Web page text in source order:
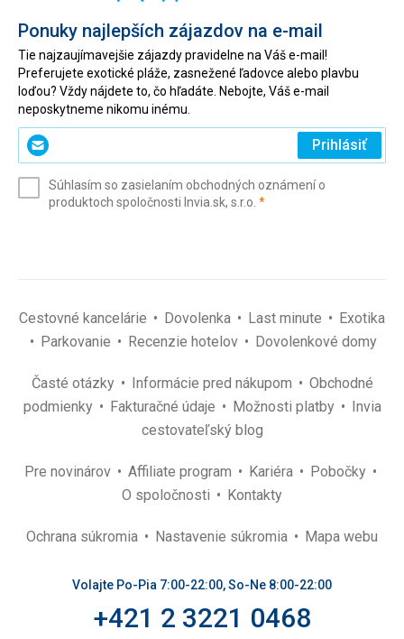
Ponuky najlepších zájazdov na e-mail
Tie najzaujímavejšie zájazdy pravidelne na Váš e-mail!
Preferujete exotické pláže, zasnežené ľadovce alebo plavbu
loďou? Vždy nájdete to, čo hľadáte. Nebojte, Váš e-mail
neposkytneme nikomu inému.
Zadajte
svoj
(povinné)
Prihlásiť
Súhlasím so zasielaním obchodných oznámení o
produktoch spoločnosti Invia.sk, s.r.o. *(povinné)
Cestovné kancelárie Dovolenka Last minute
Exotika
Parkovanie
Recenzie hotelov Dovolenkové domy
Časté otázky Informácie pred nákupom
Obchodné
podmienky
Fakturačné údaje Možnosti platby
Invia
cestovateľský blog
Pre novinárov Affiliate program Kariéra
Pobočky
O spoločnosti
Kontakty
Ochrana súkromia Nastavenie súkromia Mapa webu
Volajte Po-Pia 7:00-22:00, So-Ne 8:00-22:00
+421 2 3221 0468